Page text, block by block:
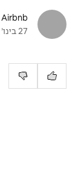
Airbnb
27 בינו׳ 2026